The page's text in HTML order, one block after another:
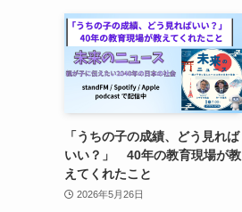
「うちの子の成績、どう見れば
いい？」 40年の教育現場が教
えてくれたこと
2026年5月26日